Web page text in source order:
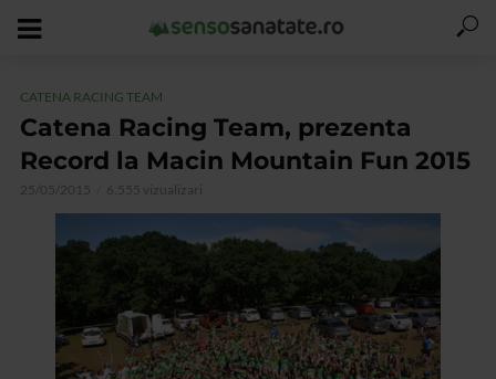
CATENA RACING TEAM
Catena Racing Team, prezenta
Record la Macin Mountain Fun 2015
25/05/2015 6.555 vizualizari